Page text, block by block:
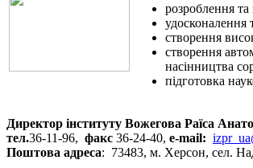
розроблення
удосконалення
створення
створення
насінництва
підготовка
Директор інституту Вожегова Раїса
тел.36-11-96, факс 36-24-40, e-mail:
Поштова адреса: 73483, м. Херсон, сел.